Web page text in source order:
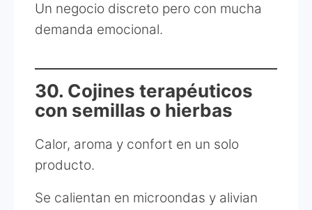
Un negocio discreto pero con mucha
demanda emocional.
30. Cojines terapéuticos
con semillas o hierbas
Calor, aroma y confort en un solo
producto.
Se calientan en microondas y alivian